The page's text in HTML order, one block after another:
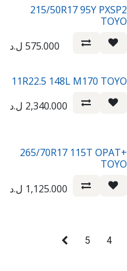
215/50R17 95Y PXSP2
TOYO
575.000ل.د
11R22.5 148L M170 TOYO
2,340.000 ل.د
265/70R17 115T OPAT+
TOYO
1,125.000 ل.د
4
5